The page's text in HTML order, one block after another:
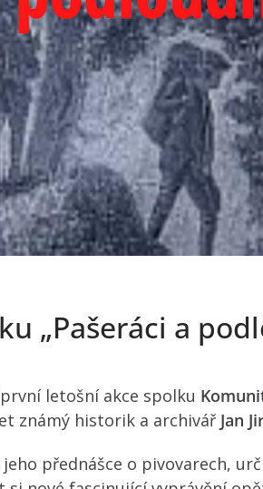
„Pašeráci a
letošní akce spolku
známý historik a archivář Jan
přednášce o pivovarech,